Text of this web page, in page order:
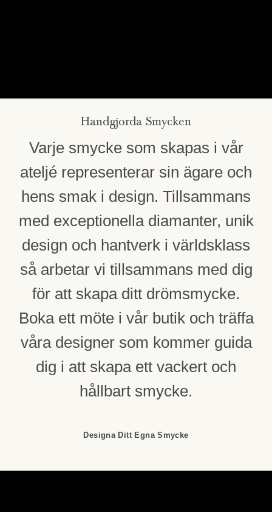
Handgjorda Smycken
Varje smycke som skapas i vår
ateljé representerar sin ägare och
hens smak i design. Tillsammans
med exceptionella diamanter, unik
design och hantverk i världsklass
så arbetar vi tillsammans med dig
för att skapa ditt drömsmycke.
Boka ett möte i vår butik och träffa
våra designer som kommer guida
dig i att skapa ett vackert och
hållbart smycke.
Designa Ditt Egna Smycke